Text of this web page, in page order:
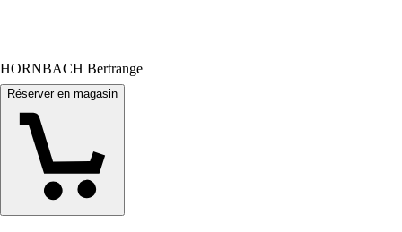
HORNBACH Bertrange
Réserver en magasin